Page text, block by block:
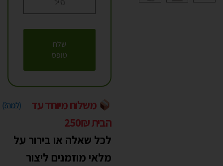
שלח
טופס
משלוח מיוחד עד
הבית 250₪
(למה?)
לכל שאלה או בירור על
מלאי מוזמנים ליצור